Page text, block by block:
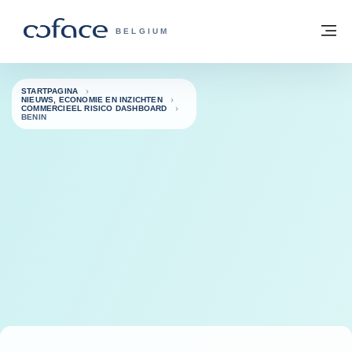
COFACE, FOR TRADE - GROEP
BELGIUM
Terug naar startpagina
STARTPAGINA
NIEUWS, ECONOMIE EN INZICHTEN
COMMERCIEEL RISICO DASHBOARD
BENIN